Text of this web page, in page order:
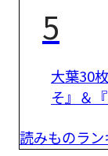
5
大葉30
そ』＆
読みものラン